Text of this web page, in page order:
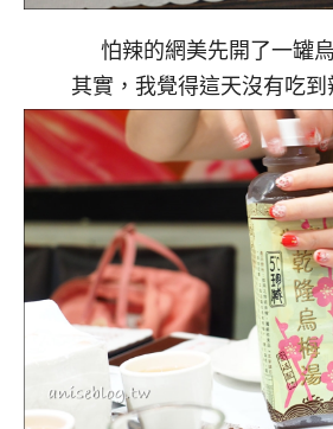
怕辣的網美先開了一罐
其實，我覺得這天沒有吃